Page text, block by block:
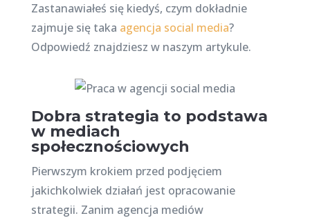
Zastanawiałeś się kiedyś, czym dokładnie
zajmuje się taka agencja social media?
Odpowiedź znajdziesz w naszym artykule.
Dobra strategia to podstawa
w mediach
społecznościowych
Pierwszym krokiem przed podjęciem
jakichkolwiek działań jest opracowanie
strategii. Zanim agencja mediów